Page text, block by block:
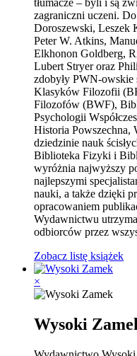
tłumacze – byli i są
zagraniczni uczeni.
Doroszewski, Leszek
Peter W. Atkins,
Elkhonon Goldberg,
Lubert Stryer oraz
zdobyły PWN-
Klasyków Filozofii
Filozofów (BWF),
Psychologii
Historia Powszechna,
dziedzinie nauk
Biblioteka Fizyki i
wyróżnia najwyższy
najlepszymi
nauki, a także dzięki
opracowaniem
Wydawnictwu
odbiorców przez
Zobacz listę książek
×
Wysoki